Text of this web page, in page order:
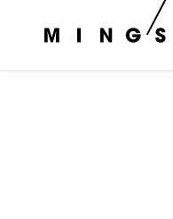
佬訊 ： 食雞無雞味